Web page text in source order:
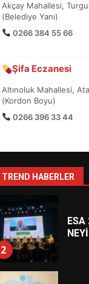
Akçay Mahallesi,
(Belediye Yanı)
0266 384 55 66
Şifa Eczanesi
Altınoluk Mahallesi,
(Kordon Boyu)
0266 396 33 44
TREND HABERLER
6
7
1
2
ESA